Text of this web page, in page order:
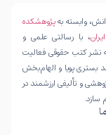
وابسته بهپژوهشکده
، با رسالتی علمی و
کتب حقوقی فعالیت
بستری پویا و الهام‌بخش
و تألیفی ارزشمند در
سازد.